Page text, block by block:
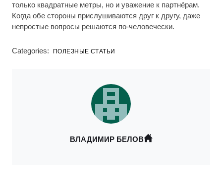
только квадратные метры, но и уважение к партнёрам.
Когда обе стороны прислушиваются друг к другу, даже
непростые вопросы решаются по-человечески.
Categories: ПОЛЕЗНЫЕ СТАТЬИ
ВЛАДИМИР БЕЛОВ